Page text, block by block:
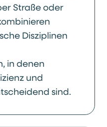
Straße oder
Disziplinen
in denen
und
sind.